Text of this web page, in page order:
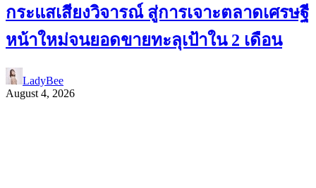
กระแสเสียงวิจารณ์ สู่การเจาะตลาดเศรษฐี
หน้าใหม่จนยอดขายทะลุเป้าใน 2 เดือน
LadyBee
August 4, 2026